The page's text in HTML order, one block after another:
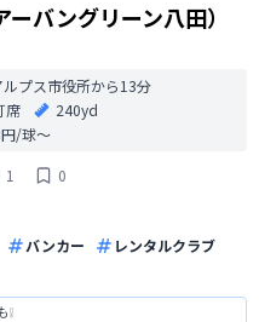
バングリーン八田）
ルプス市役所から13分
席
240yd
/球〜
1 0
バンカー
レンタルクラブ